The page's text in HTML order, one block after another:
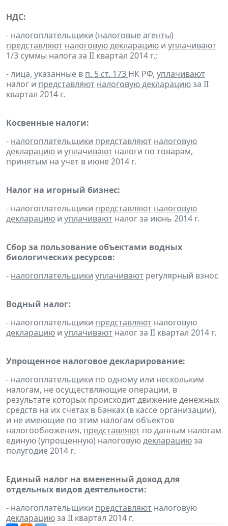
НДС:
- налогоплательщики (налоговые агенты)
представляют налоговую декларацию и уплачивают
1/3 суммы налога за II квартал 2014 г.;
- лица, указанные в п. 5 ст. 173 НК РФ, уплачивают
налог и представляют налоговую декларациюза II
квартал 2014 г.
Косвенные налоги:
- налогоплательщики представляют налоговую
декларацию и уплачивают налоги по товарам,
принятым на учет в июне 2014 г.
Налог на игорный бизнес:
- налогоплательщики представляют налоговую
декларацию и уплачивают налог за июнь 2014 г.
Сбор за пользование объектами водных
биологических ресурсов:
- налогоплательщики уплачивают регулярный взнос
Водный налог:
- налогоплательщики представляют налоговую
декларацию и уплачивают налог за II квартал 2014 г.
Упрощенное налоговое декларирование:
- налогоплательщики по одному или нескольким
налогам, не осуществляющие операции, в
результате которых происходит движение денежных
средств на их счетах в банках (в кассе организации),
и не имеющие по этим налогам объектов
налогообложения, представляют по данным налогам
единую (упрощенную) налоговуюдекларациюза
полугодие 2014 г.
Единый налог на вмененный доход для
отдельных видов деятельности:
- налогоплательщики представляют налоговую
декларациюза II квартал 2014 г.